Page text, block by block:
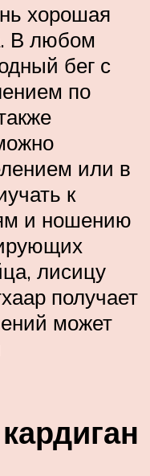
хорошая
В любом
бег с
по
или в
к
и ношению
лисицу
получает
может